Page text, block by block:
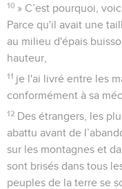
10 » C’est pourquoi,
Parce qu'il avait une
au milieu d'épais
hauteur,
11 je l'ai livré entre les
conformément à sa
12 Des étrangers, les
abattu avant de
sur les montagnes et
sont brisés dans tous
peuples de la terre se